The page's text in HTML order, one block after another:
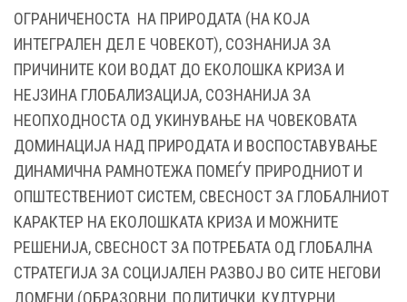
ОГРАНИЧЕНОСТА НА ПРИРОДАТА (НА КОЈА
ИНТЕГРАЛЕН ДЕЛ Е ЧОВЕКОТ), СОЗНАНИЈА ЗА
ПРИЧИНИТЕ КОИ ВОДАТ ДО ЕКОЛОШКА КРИЗА И
НЕЈЗИНА ГЛОБАЛИЗАЦИЈА, СОЗНАНИЈА ЗА
НЕОПХОДНОСТА ОД УКИНУВАЊЕ НА ЧОВЕКОВАТА
ДОМИНАЦИЈА НАД ПРИРОДАТА И ВОСПОСТАВУВАЊЕ
ДИНАМИЧНА РАМНОТЕЖА ПОМЕЃУ ПРИРОДНИОТ И
ОПШТЕСТВЕНИОТ СИСТЕМ, СВЕСНОСТ ЗА ГЛОБАЛНИОТ
КАРАКТЕР НА ЕКОЛОШКАТА КРИЗА И МОЖНИТЕ
РЕШЕНИЈА, СВЕСНОСТ ЗА ПОТРЕБАТА ОД ГЛОБАЛНА
СТРАТЕГИЈА ЗА СОЦИЈАЛЕН РАЗВОЈ ВО СИТЕ НЕГОВИ
ДОМЕНИ (ОБРАЗОВНИ, ПОЛИТИЧКИ, КУЛТУРНИ,